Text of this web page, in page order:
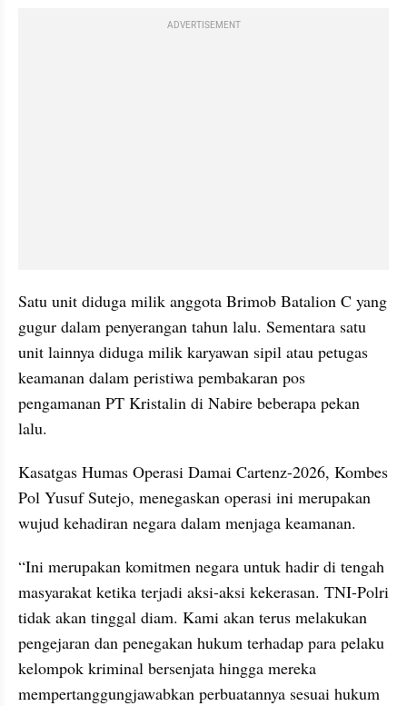
ADVERTISEMENT
Satu unit diduga milik anggota Brimob Batalion C yang
gugur dalam penyerangan tahun lalu. Sementara satu
unit lainnya diduga milik karyawan sipil atau petugas
keamanan dalam peristiwa pembakaran pos
pengamanan PT Kristalin di Nabire beberapa pekan
lalu.
Kasatgas Humas Operasi Damai Cartenz-2026, Kombes
Pol Yusuf Sutejo, menegaskan operasi ini merupakan
wujud kehadiran negara dalam menjaga keamanan.
“Ini merupakan komitmen negara untuk hadir di tengah
masyarakat ketika terjadi aksi-aksi kekerasan. TNI-Polri
tidak akan tinggal diam. Kami akan terus melakukan
pengejaran dan penegakan hukum terhadap para pelaku
kelompok kriminal bersenjata hingga mereka
mempertanggungjawabkan perbuatannya sesuai hukum